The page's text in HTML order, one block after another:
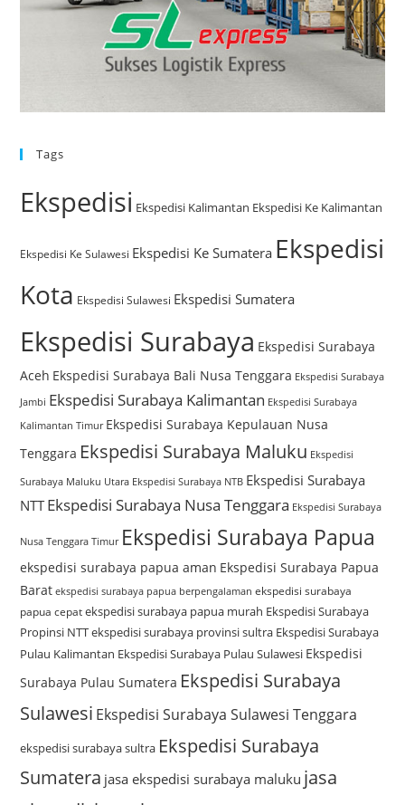
Tags
Ekspedisi Ekspedisi Kalimantan Ekspedisi Ke Kalimantan
Ekspedisi Ke Sulawesi Ekspedisi Ke Sumatera Ekspedisi
Kota Ekspedisi Sulawesi Ekspedisi Sumatera
Ekspedisi Surabaya Ekspedisi Surabaya
Aceh Ekspedisi Surabaya Bali Nusa Tenggara Ekspedisi Surabaya
Jambi Ekspedisi Surabaya Kalimantan Ekspedisi Surabaya
Kalimantan Timur Ekspedisi Surabaya Kepulauan Nusa
Tenggara Ekspedisi Surabaya Maluku Ekspedisi
Surabaya Maluku Utara Ekspedisi Surabaya NTB Ekspedisi Surabaya
NTTEkspedisi Surabaya Nusa Tenggara Ekspedisi Surabaya
Nusa Tenggara Timur Ekspedisi Surabaya Papua
ekspedisi surabaya papua aman Ekspedisi Surabaya Papua
Barat ekspedisi surabaya papua berpengalaman ekspedisi surabaya
papua cepat ekspedisi surabaya papua murah Ekspedisi Surabaya
Propinsi NTTekspedisi surabaya provinsi sultra Ekspedisi Surabaya
Pulau Kalimantan Ekspedisi Surabaya Pulau Sulawesi Ekspedisi
Surabaya Pulau Sumatera Ekspedisi Surabaya
Sulawesi Ekspedisi Surabaya Sulawesi Tenggara
ekspedisi surabaya sultra Ekspedisi Surabaya
Sumatera jasa ekspedisi surabaya maluku jasa